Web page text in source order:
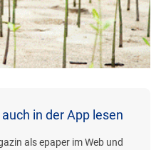
in der App lesen
als epaper im Web und